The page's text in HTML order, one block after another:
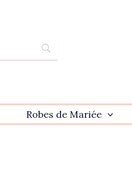
Robes de Mariée